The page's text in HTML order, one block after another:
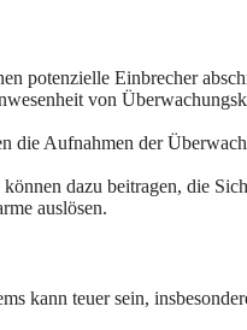
potenzielle Einbrecher
von
die Aufnahmen der
dazu beitragen, die
auslösen.
kann teuer sein,